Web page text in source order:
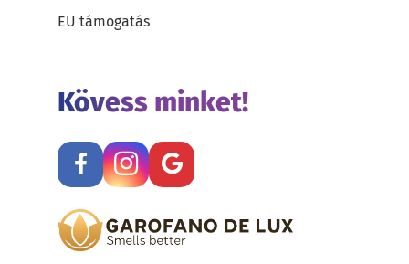
EU támogatás
Kövess minket!